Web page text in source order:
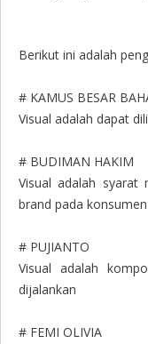
Berikut ini adalah
# KAMUS BESAR
Visual adalah dapat
# BUDIMAN HAKIM
Visual adalah syarat
brand pada konsumen
# PUJIANTO
Visual adalah
dijalankan
# FEMI OLIVIA